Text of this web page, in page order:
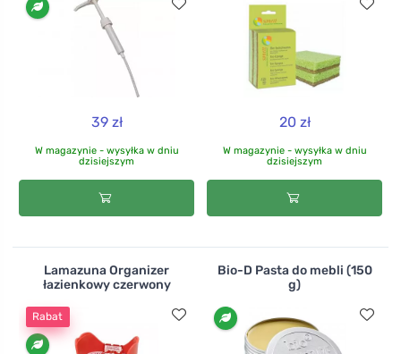
39 zł
W magazynie - wysyłka w dniu
dzisiejszym
20 zł
W magazynie - wysyłka w dniu
dzisiejszym
Lamazuna Organizer
łazienkowy czerwony
Rabat
Bio-D Pasta do mebli (150
g)